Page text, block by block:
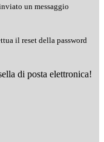
un messaggio
il reset della password
di posta elettronica!